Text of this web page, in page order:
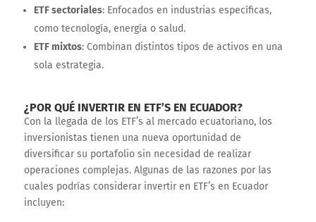
ETF sectoriales: Enfocados en industrias específicas,
como tecnología, energía o salud.
ETF mixtos: Combinan distintos tipos de activos en una
sola estrategia.
¿POR QUÉ INVERTIR EN ETF’S EN ECUADOR?
Con la llegada de los ETF’s al mercado ecuatoriano, los
inversionistas tienen una nueva oportunidad de
diversificar su portafolio sin necesidad de realizar
operaciones complejas. Algunas de las razones por las
cuales podrías considerar invertir en ETF’s en Ecuador
incluyen: